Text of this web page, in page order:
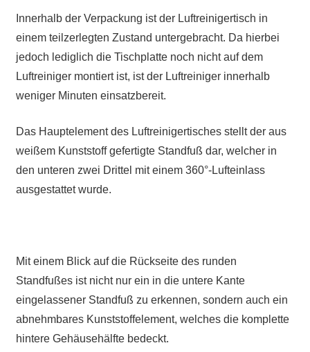
Innerhalb der Verpackung ist der Luftreinigertisch in
einem teilzerlegten Zustand untergebracht. Da hierbei
jedoch lediglich die Tischplatte noch nicht auf dem
Luftreiniger montiert ist, ist der Luftreiniger innerhalb
weniger Minuten einsatzbereit.
Das Hauptelement des Luftreinigertisches stellt der aus
weißem Kunststoff gefertigte Standfuß dar, welcher in
den unteren zwei Drittel mit einem 360°-Lufteinlass
ausgestattet wurde.
Mit einem Blick auf die Rückseite des runden
Standfußes ist nicht nur ein in die untere Kante
eingelassener Standfuß zu erkennen, sondern auch ein
abnehmbares Kunststoffelement, welches die komplette
hintere Gehäusehälfte bedeckt.